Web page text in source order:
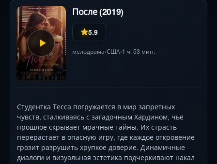
После (2019)
5.9
мелодрама•США•1 ч. 53 мин.
Студентка Тесса погружается в мир запретных
чувств, сталкиваясь с загадочным Хардином, чьё
прошлое скрывает мрачные тайны. Их страсть
перерастает в опасную игру, где каждое откровение
грозит разрушить хрупкое доверие. Динамичные
диалоги и визуальная эстетика подчеркивают накал